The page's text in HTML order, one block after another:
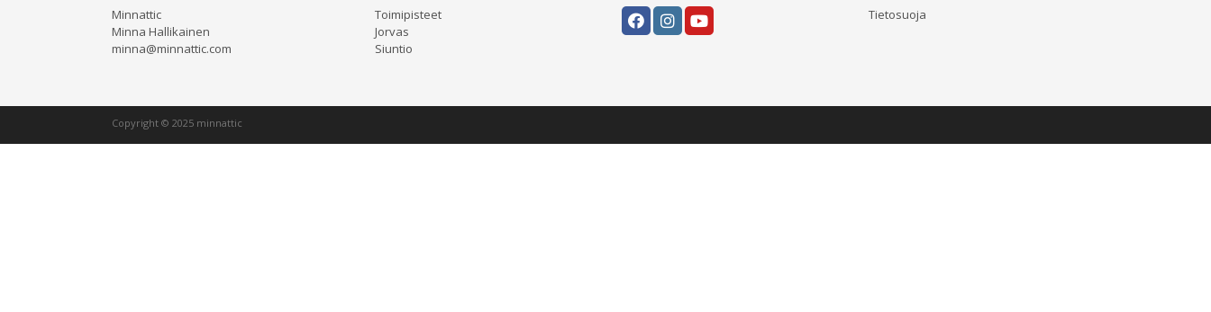
Minnattic
Minna Hallikainen
minna@minnattic.com
Toimipisteet
Jorvas
Siuntio
Tietosuoja
Copyright © 2025 minnattic